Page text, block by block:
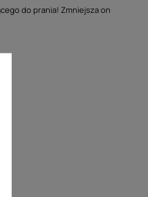
do prania! Zmniejsza on